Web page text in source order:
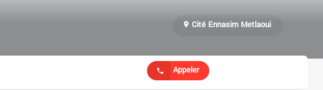
Cité Ennasim Metlaoui
Appeler